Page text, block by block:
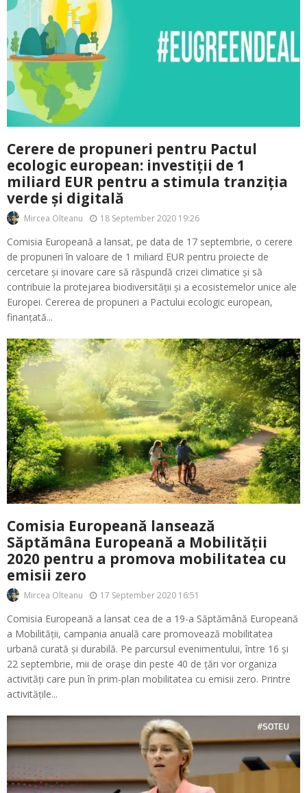
Cerere de propuneri pentru Pactul
ecologic european: investiții de 1
miliard EUR pentru a stimula tranziția
verde și digitală
Mircea Olteanu 18 September 2020 19:26
Comisia Europeană a lansat, pe data de 17 septembrie, o cerere
de propuneri în valoare de 1 miliard EUR pentru proiecte de
cercetare și inovare care să răspundă crizei climatice și să
contribuie la protejarea biodiversității și a ecosistemelor unice ale
Europei. Cererea de propuneri a Pactului ecologic european,
finanțată...
Comisia Europeană lansează
Săptămâna Europeană a Mobilității
2020 pentru a promova mobilitatea cu
emisii zero
Mircea Olteanu 17 September 2020 16:51
Comisia Europeană a lansat cea de a 19-a Săptămână Europeană
a Mobilității, campania anuală care promovează mobilitatea
urbană curată și durabilă. Pe parcursul evenimentului, între 16 și
22 septembrie, mii de orașe din peste 40 de țări vor organiza
activități care pun în prim-plan mobilitatea cu emisii zero. Printre
activitățile...